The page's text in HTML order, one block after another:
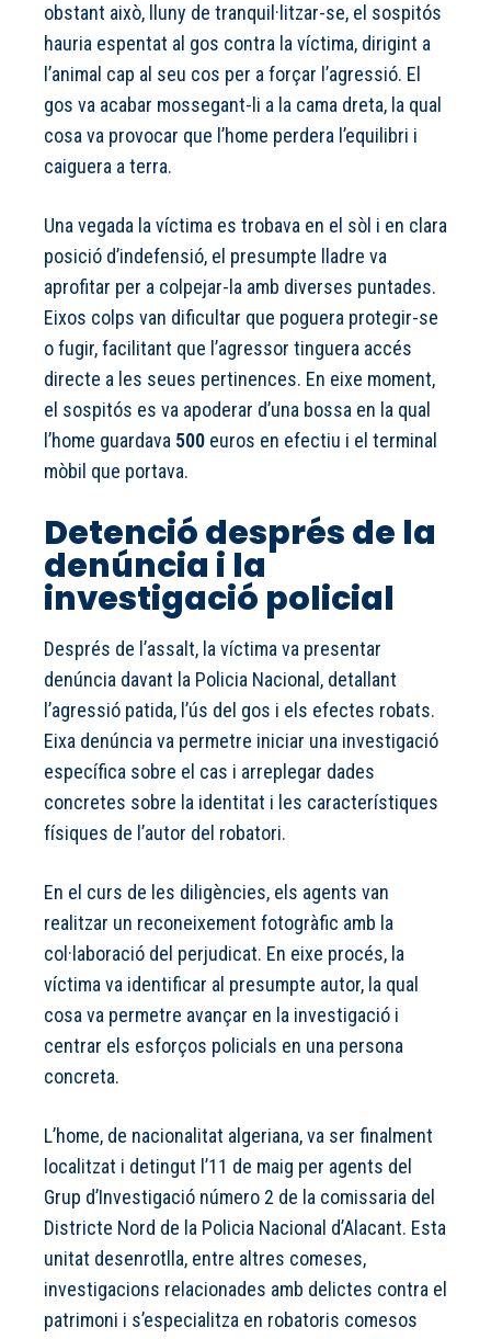
obstant això, lluny de tranquil·litzar-se, el sospitós
hauria espentat al gos contra la víctima, dirigint a
l’animal cap al seu cos per a forçar l’agressió. El
gos va acabar mossegant-li a la cama dreta, la qual
cosa va provocar que l’home perdera l’equilibri i
caiguera a terra.
Una vegada la víctima es trobava en el sòl i en clara
posició d’indefensió, el presumpte lladre va
aprofitar per a colpejar-la amb diverses puntades.
Eixos colps van dificultar que poguera protegir-se
o fugir, facilitant que l’agressor tinguera accés
directe a les seues pertinences. En eixe moment,
el sospitós es va apoderar d’una bossa en la qual
l’home guardava 500 euros en efectiu i el terminal
mòbil que portava.
Detenció després de la
denúncia i la
investigació policial
Després de l’assalt, la víctima va presentar
denúncia davant la Policia Nacional, detallant
l’agressió patida, l’ús del gos i els efectes robats.
Eixa denúncia va permetre iniciar una investigació
específica sobre el cas i arreplegar dades
concretes sobre la identitat i les característiques
físiques de l’autor del robatori.
En el curs de les diligències, els agents van
realitzar un reconeixement fotogràfic amb la
col·laboració del perjudicat. En eixe procés, la
víctima va identificar al presumpte autor, la qual
cosa va permetre avançar en la investigació i
centrar els esforços policials en una persona
concreta.
L’home, de nacionalitat algeriana, va ser finalment
localitzat i detingut l’11 de maig per agents del
Grup d’Investigació número 2 de la comissaria del
Districte Nord de la Policia Nacional d’Alacant. Esta
unitat desenrotlla, entre altres comeses,
investigacions relacionades amb delictes contra el
patrimoni i s’especialitza en robatoris comesos